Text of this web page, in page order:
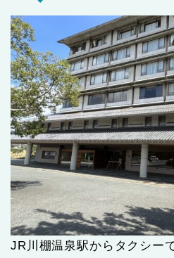
JR川棚温泉駅からタクシー